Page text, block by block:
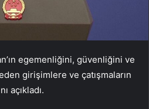
egemenliğini, güvenliğini ve
girişimlere ve çatışmaların
açıkladı.